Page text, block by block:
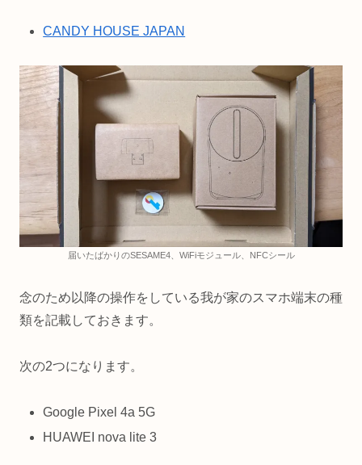
CANDY HOUSE JAPAN
届いたばかりのSESAME4、WiFiモジュール、NFCシール
念のため以降の操作をしている我が家のスマホ端末の種
類を記載しておきます。
次の2つになります。
Google Pixel 4a 5G
HUAWEI nova lite 3